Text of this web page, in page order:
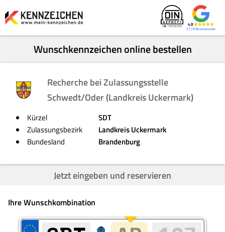
4,8
2.175
Wunschkennzeichen online bestellen
Recherche bei Zulassungsstelle
Schwedt/Oder (Landkreis Uckermark)
Kürzel
SDT
Zulassungsbezirk
Landkreis Uckermark
Bundesland
Brandenburg
Jetzt eingeben und reservieren